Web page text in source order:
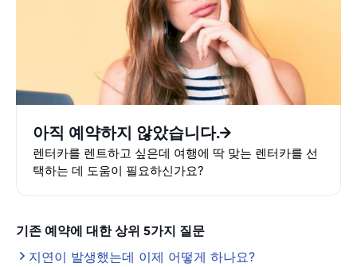
아직 예약하지 않았습니다.
렌터카를 렌트하고 싶은데 여행에 딱 맞는 렌터카를 선
택하는 데 도움이 필요하신가요?
기존 예약에 대한 상위 5가지 질문
지연이 발생했는데 이제 어떻게 하나요?